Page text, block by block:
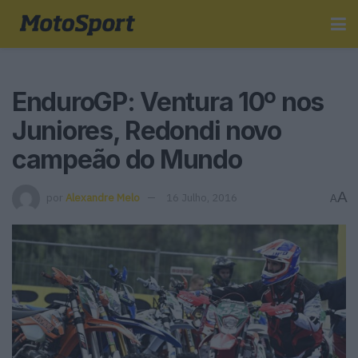
EnduroGP: Ventura 10º nos
Juniores, Redondi novo
campeão do Mundo
por Alexandre Melo 16 Julho, 2016 AA